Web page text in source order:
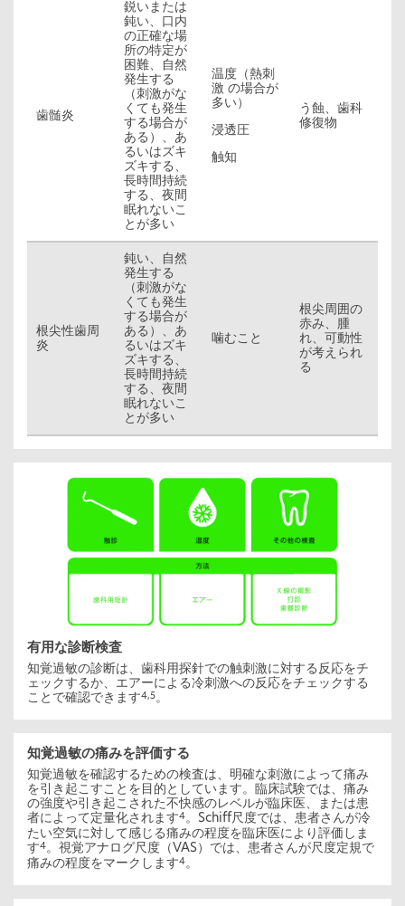
歯髄炎
鋭いまたは
鈍い、口内
の正確な場
所の特定が
困難、自然
発生する
（刺激がな
くても発生
する場合が
ある）、あ
るいはズキ
ズキする、
長時間持続
する、夜間
眠れないこ
とが多い
温度（熱刺
激 の場合が
多い）
浸透圧
触知
う蝕、歯科
修復物
根尖性歯周
炎
鈍い、自然
発生する
（刺激がな
くても発生
する場合が
ある）、あ
るいはズキ
ズキする、
長時間持続
する、夜間
眠れないこ
とが多い
噛むこと
根尖周囲の
赤み、腫
れ、可動性
が考えられ
る
有用な診断検査
知覚過敏の診断は、歯科用探針での触刺激に対する反応をチ
ェックするか、エアーによる冷刺激への反応をチェックする
ことで確認できます4,5 。
知覚過敏の痛みを評価する
知覚過敏を確認するための検査は、明確な刺激によって痛み
を引き起こすことを目的としています。臨床試験では、痛み
の強度や引き起こされた不快感のレベルが臨床医、または患
者によって定量化されます4 。Schiff尺度では、患者さんが冷
たい空気に対して感じる痛みの程度を臨床医により評価しま
す4 。視覚アナログ尺度（VAS）では、患者さんが尺度定規で
痛みの程度をマークします4 。